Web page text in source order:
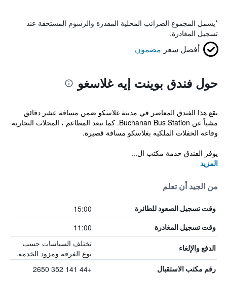
*يشمل المجموع الضرائب المحلية المقدرة والرسوم المستحقة عند
تسجيل المغادرة.
أفضل سعر مضمون
حول فندق بوينت إيه غلاسغو
يقع هذا الفندق المعاصر في مدينة غلاسكو ضمن مسافة عشر دقائق
مشياً عن Buchanan Bus Station. كما تبعد المطاعم ، المحلات التجارية
وقاعه الحفلات الملكيه بغلاسكو مسافة قصيرة.
يوفر الفندق خدمة مكتب ال...
المزيد
من الجيد أن تعلم
وقت تسجيل الصعود للطائرة 15:00
وقت تسجيل المغادرة 11:00
الدفع والإلغاء
تختلف السياسات حسب
نوع الغرفة ومزود الخدمة.
رقم مكتب الاستقبال +44 141 352 2650